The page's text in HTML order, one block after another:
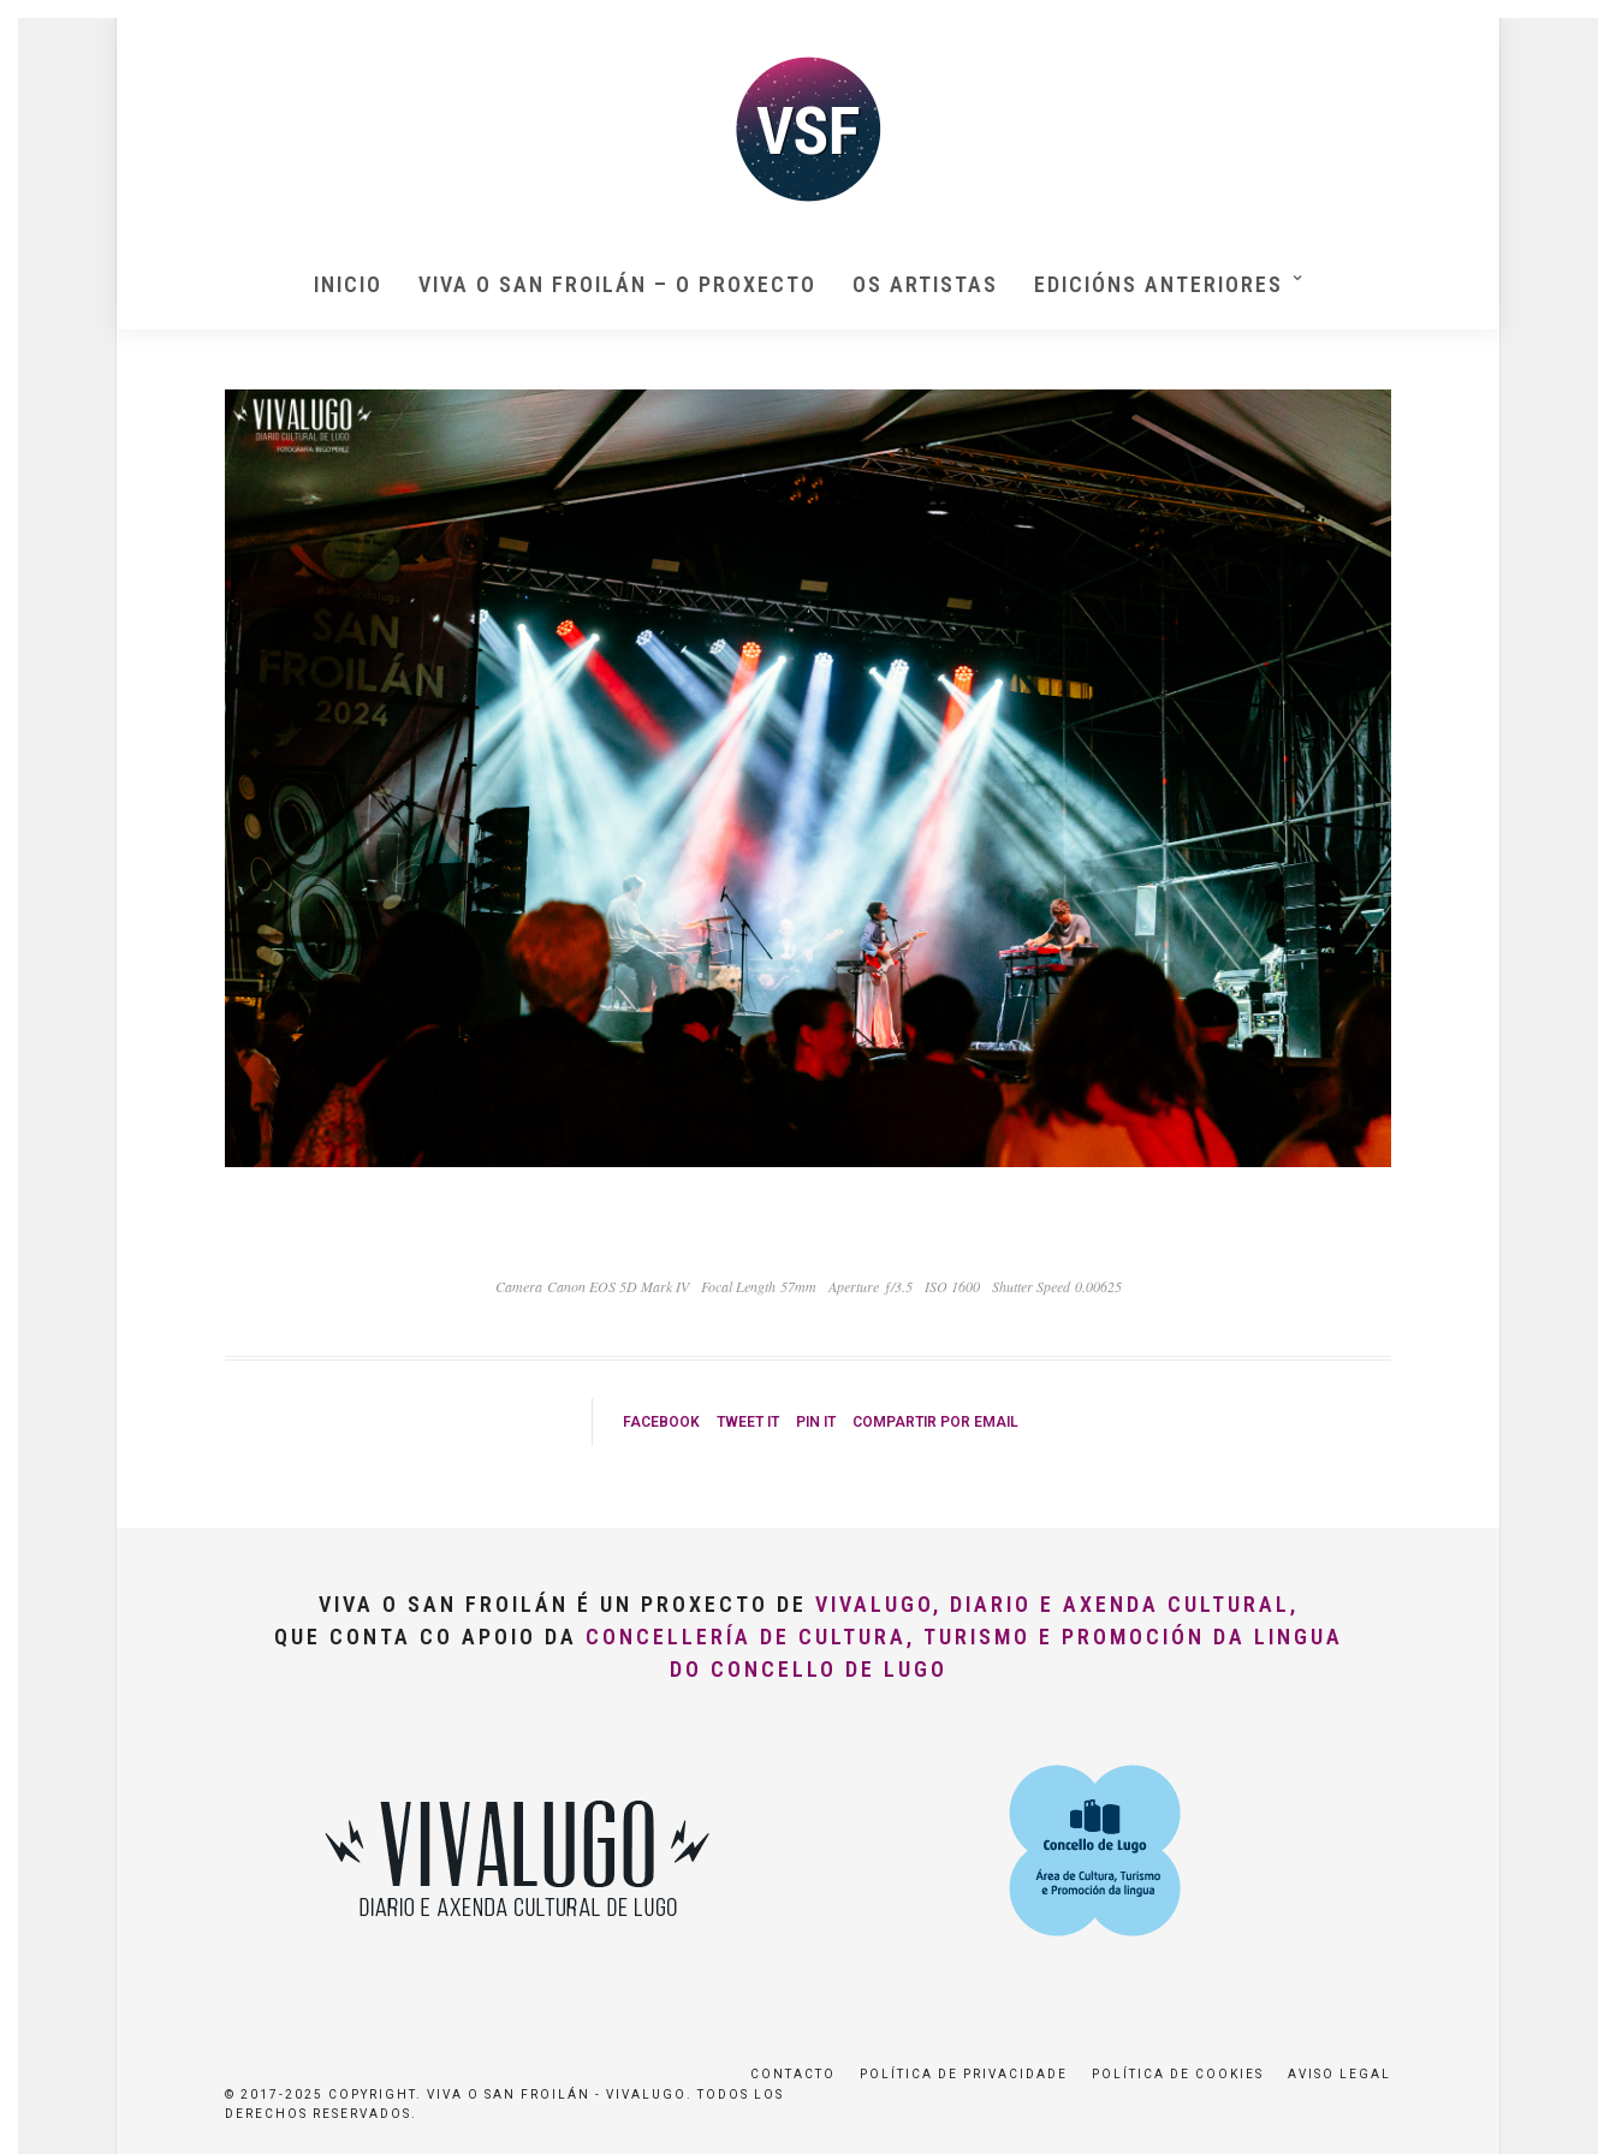
INICIO VIVA O SAN FROILÁN – O PROXECTO OS ARTISTAS EDICIÓNS ANTERIORES
Camera Canon EOS 5D Mark IV Focal Length 57mm Aperture ƒ/3.5 ISO 1600 Shutter Speed 0.00625
FACEBOOK TWEET IT PIN IT COMPARTIR POR EMAIL
VIVA O SAN FROILÁN É UN PROXECTO DE VIVALUGO, DIARIO E AXENDA CULTURAL,
QUE CONTA CO APOIO DA CONCELLERÍA DE CULTURA, TURISMO E PROMOCIÓN DA LINGUA
DO CONCELLO DE LUGO
CONTACTO POLÍTICA DE PRIVACIDADE POLÍTICA DE COOKIES
AVISO LEGAL
© 2017-2025 COPYRIGHT. VIVA O SAN FROILÁN - VIVALUGO. TODOS LOS
DERECHOS RESERVADOS.